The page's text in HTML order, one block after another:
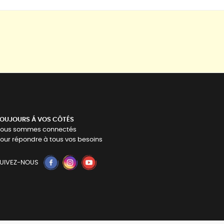
Á VOS CÔTÉS
sommes connectés
répondre à tous vos besoins
NOUS